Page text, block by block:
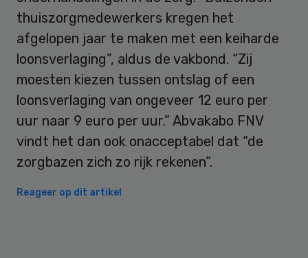
thuiszorgmedewerkers kregen het
afgelopen jaar te maken met een keiharde
loonsverlaging”, aldus de vakbond. “Zij
moesten kiezen tussen ontslag of een
loonsverlaging van ongeveer 12 euro per
uur naar 9 euro per uur.” Abvakabo FNV
vindt het dan ook onacceptabel dat “de
zorgbazen zich zo rijk rekenen”.
Reageer op dit artikel